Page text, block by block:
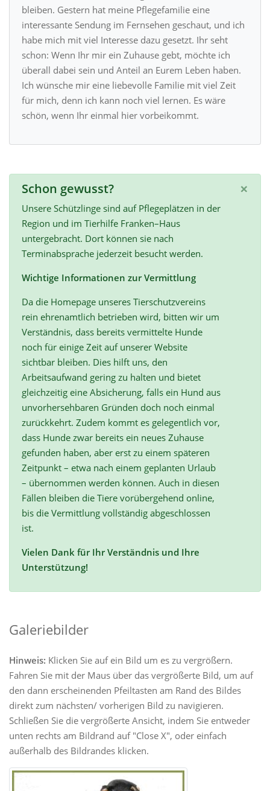
bleiben. Gestern hat meine Pflegefamilie eine
interessante Sendung im Fernsehen geschaut, und ich
habe mich mit viel Interesse dazu gesetzt. Ihr seht
schon: Wenn Ihr mir ein Zuhause gebt, möchte ich
überall dabei sein und Anteil an Eurem Leben haben.
Ich wünsche mir eine liebevolle Familie mit viel Zeit
für mich, denn ich kann noch viel lernen. Es wäre
schön, wenn Ihr einmal hier vorbeikommt.
×
Schon gewusst?
Unsere Schützlinge sind auf Pflegeplätzen in der
Region und im Tierhilfe Franken–Haus
untergebracht. Dort können sie nach
Terminabsprache jederzeit besucht werden.
Wichtige Informationen zur Vermittlung
Da die Homepage unseres Tierschutzvereins
rein ehrenamtlich betrieben wird, bitten wir um
Verständnis, dass bereits vermittelte Hunde
noch für einige Zeit auf unserer Website
sichtbar bleiben. Dies hilft uns, den
Arbeitsaufwand gering zu halten und bietet
gleichzeitig eine Absicherung, falls ein Hund aus
unvorhersehbaren Gründen doch noch einmal
zurückkehrt. Zudem kommt es gelegentlich vor,
dass Hunde zwar bereits ein neues Zuhause
gefunden haben, aber erst zu einem späteren
Zeitpunkt – etwa nach einem geplanten Urlaub
– übernommen werden können. Auch in diesen
Fällen bleiben die Tiere vorübergehend online,
bis die Vermittlung vollständig abgeschlossen
ist.
Vielen Dank für Ihr Verständnis und Ihre
Unterstützung!
Galeriebilder
Hinweis: Klicken Sie auf ein Bild um es zu vergrößern.
Fahren Sie mit der Maus über das vergrößerte Bild, um auf
den dann erscheinenden Pfeiltasten am Rand des Bildes
direkt zum nächsten/ vorherigen Bild zu navigieren.
Schließen Sie die vergrößerte Ansicht, indem Sie entweder
unten rechts am Bildrand auf "Close X", oder einfach
außerhalb des Bildrandes klicken.